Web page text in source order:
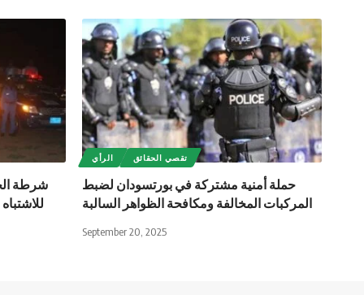
شرطة
الرأي تقصي الحقائق
حملة أمنية مشتركة في بورتسودان لضبط
المركبات المخالفة ومكافحة الظواهر السالبة
September 20, 2025